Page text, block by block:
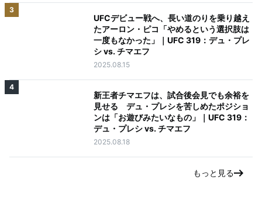
3
UFCデビュー戦へ、長い道のりを乗り越え
たアーロン・ピコ「やめるという選択肢は
一度もなかった」｜UFC 319：デュ・プレ
シ vs. チマエフ
2025.08.15
4
新王者チマエフは、試合後会見でも余裕を
見せる デュ・プレシを苦しめたポジショ
ンは「お遊びみたいなもの」｜UFC 319：
デュ・プレシ vs. チマエフ
2025.08.18
もっと見る